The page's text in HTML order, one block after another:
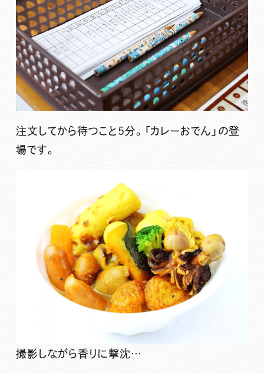
注文してから待つこと5分。「カレーおでん」の登
場です。
撮影しながら香りに撃沈…